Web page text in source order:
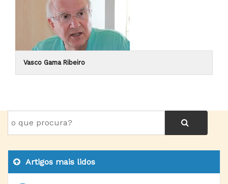
Vasco Gama Ribeiro
Artigos mais lidos